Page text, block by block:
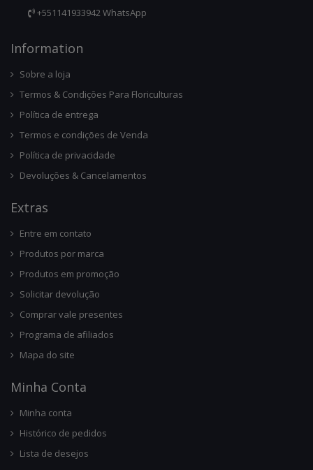
+551141933942 WhatsApp
InforMation
Sobre a loja
Termos & Condições Para Floriculturas
Política de entrega
Termos e condições de Venda
Política de privacidade
Devoluções & Cancelamentos
ExtRas
Entre em contato
Produtos por marca
Produtos em promoção
Solicitar devolução
Comprar vale presentes
Programa de afiliados
Mapa do site
Minha Conta
Minha conta
Histórico de pedidos
Lista de desejos